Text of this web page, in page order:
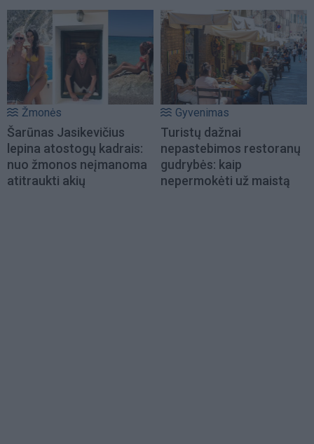
Žmonės
Šarūnas Jasikevičius
lepina atostogų kadrais:
nuo žmonos neįmanoma
atitraukti akių
Gyvenimas
Turistų dažnai
nepastebimos restoranų
gudrybės: kaip
nepermokėti už maistą